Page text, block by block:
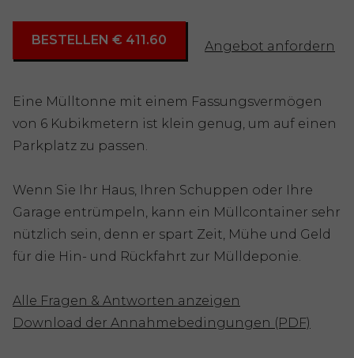
BESTELLEN € 411.60 Angebot anfordern
Eine Mülltonne mit einem Fassungsvermögen
von 6 Kubikmetern ist klein genug, um auf einen
Parkplatz zu passen.
Wenn Sie Ihr Haus, Ihren Schuppen oder Ihre
Garage entrümpeln, kann ein Müllcontainer sehr
nützlich sein, denn er spart Zeit, Mühe und Geld
für die Hin- und Rückfahrt zur Mülldeponie.
Alle Fragen & Antworten anzeigen
Download der Annahmebedingungen (PDF)